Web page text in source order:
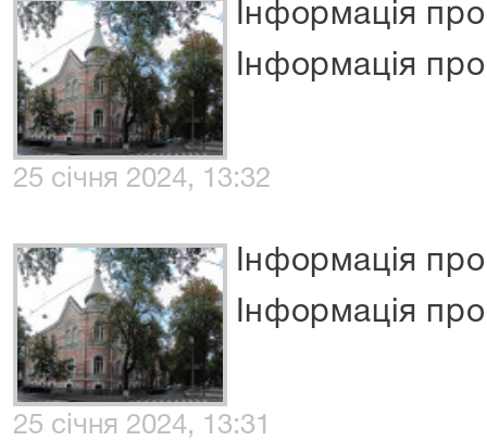
Інформація
Інформація
25 січня 2024, 13:32
Інформація
Інформація
25 січня 2024, 13:31